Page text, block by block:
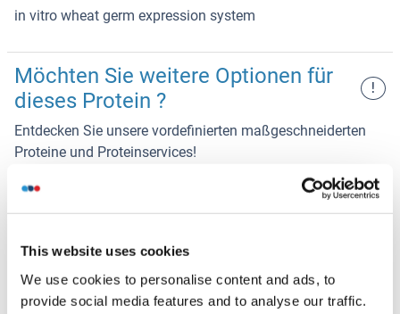
This website uses cookies
We use cookies to personalise content and ads, to
provide social media features and to analyse our traffic.
in vitro wheat germ expression system
Möchten Sie weitere Optionen für
dieses Protein ?
!
Entdecken Sie unsere vordefinierten maßgeschneiderten
Proteine und Proteinservices!
TUBB2A Protein (AA 1-445) (Strep Tag)
(CFPS)
Human 15.754,29 €